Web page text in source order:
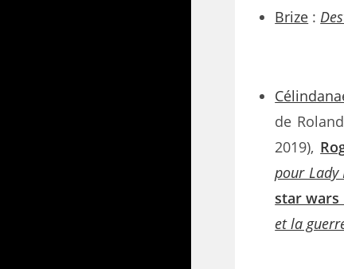
Brize :
de
2019),
pour Lady
star
et la